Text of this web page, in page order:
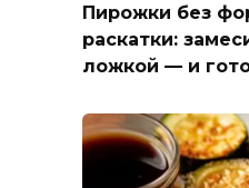
Пирожки без
раскатки:
ложкой — и